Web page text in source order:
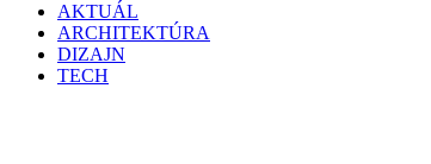
AKTUÁL
ARCHITEKTÚRA
DIZAJN
TECH